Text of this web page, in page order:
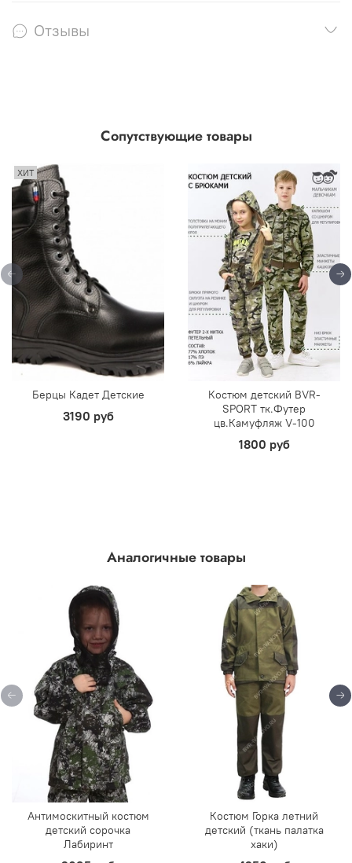
Отзывы
Сопутствующие товары
ХИТ
Берцы Кадет Детские
3190 руб
Костюм детский BVR-
SPORT тк.Футер
цв.Камуфляж V-100
1800 руб
Аналогичные товары
Антимоскитный костюм
детский сорочка
Лабиринт
Костюм Горка летний
детский (ткань палатка
хаки)